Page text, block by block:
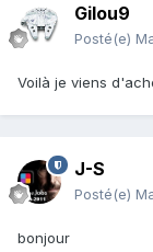
Gilou9
Posté(e)
Voilà je viens
J-S
Posté(e)
bonjour